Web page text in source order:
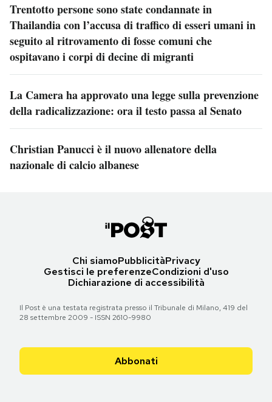
Trentotto persone sono state condannate in
Thailandia con l’accusa di traffico di esseri umani in
seguito al ritrovamento di fosse comuni che
ospitavano i corpi di decine di migranti
La Camera ha approvato una legge sulla prevenzione
della radicalizzazione: ora il testo passa al Senato
Christian Panucci è il nuovo allenatore della
nazionale di calcio albanese
Chi siamoPubblicitàPrivacy
Gestisci le preferenzeCondizioni d'uso
Dichiarazione di accessibilità
Il Post è una testata registrata presso il Tribunale di Milano, 419 del
28 settembre 2009 - ISSN 2610-9980
Abbonati